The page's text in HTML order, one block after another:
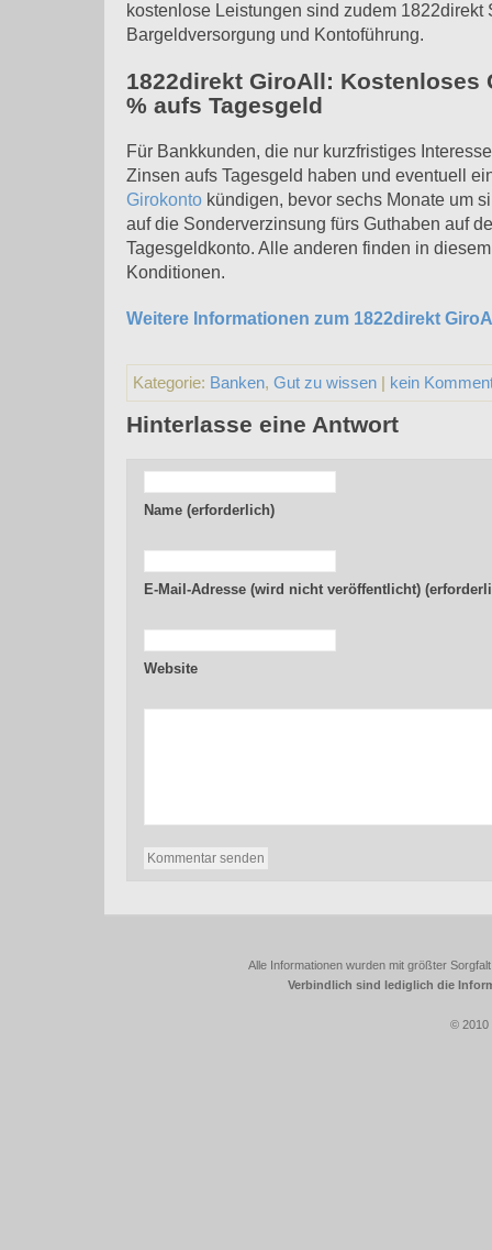
kostenlose Leistungen sind zudem 1822direkt
Bargeldversorgung und Kontoführung.
1822direkt GiroAll: Kostenloses
% aufs Tagesgeld
Für Bankkunden, die nur kurzfristiges
Zinsen aufs Tagesgeld haben und eventuell
Girokonto kündigen, bevor sechs Monate um
auf die Sonderverzinsung fürs Guthaben auf
Tagesgeldkonto. Alle anderen finden in
Konditionen.
Weitere Informationen zum 1822direkt
Kategorie: Banken, Gut zu wissen | kein
Hinterlasse eine Antwort
Name (erforderlich)
E-Mail-Adresse (wird nicht veröffentlicht)
Website
Alle Informationen wurden mit größter
Verbindlich sind lediglich die
© 2010